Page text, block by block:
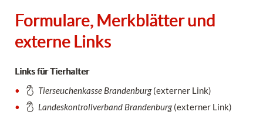
Formulare, Merkblätter und
externe Links
Links für Tierhalter
Tierseuchenkasse Brandenburg(externer Link)
Landeskontrollverband Brandenburg(externer Link)